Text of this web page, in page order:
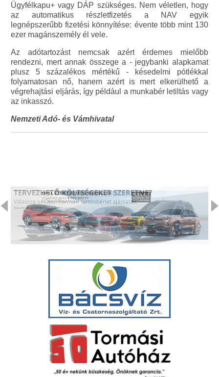
Ügyfélkapu+ vagy DÁP szükséges. Nem véletlen, hogy
az automatikus részletfizetés a NAV egyik
legnépszerűbb fizetési könnyítése: évente több mint 130
ezer magánszemély él vele.
Az adótartozást nemcsak azért érdemes mielőbb
rendezni, mert annak összege a - jegybanki alapkamat
plusz 5 százalékos mértékű - késedelmi pótlékkal
folyamatosan nő, hanem azért is mert elkerülhető a
végrehajtási eljárás, így például a munkabér letiltás vagy
az inkasszó.
Nemzeti Adó- és Vámhivatal